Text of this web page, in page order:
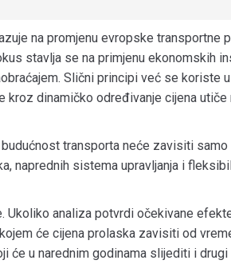
na promjenu evropske transportne
stavlja se na primjenu ekonomskih
Slični principi već se koriste
dinamičko određivanje cijena utiče
transporta neće zavisiti
naprednih sistema upravljanja i
analiza potvrdi očekivane
će cijena prolaska zavisiti od
će u narednim godinama slijediti i